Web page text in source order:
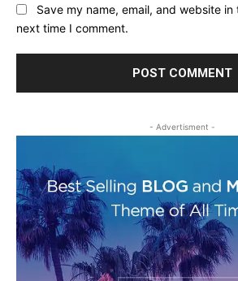
Save my name, email, and website
next time I comment.
- Advertisment -